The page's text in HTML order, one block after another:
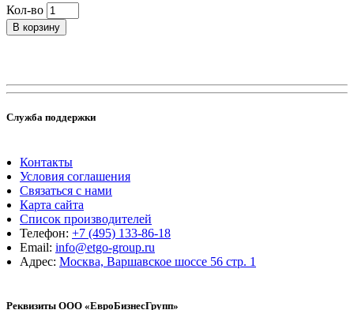
Кол-во
В корзину
Служба поддержки
Контакты
Условия соглашения
Связаться с нами
Карта сайта
Список производителей
Телефон: +7 (495) 133-86-18
Email: info@etgo-group.ru
Адрес: Москва, Варшавское шоссе 56 стр. 1
Реквизиты ООО «ЕвроБизнесГрупп»